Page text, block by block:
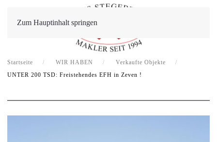
Zum Hauptinhalt springen
Startseite WIR HABEN
Verkaufte Objekte
UNTER 200 TSD: Freistehendes EFH in Zeven !